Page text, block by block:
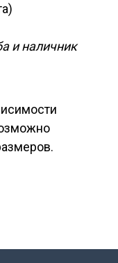
и наличник